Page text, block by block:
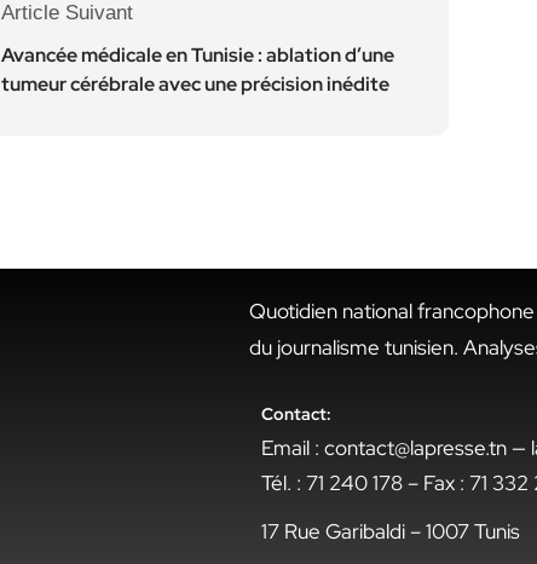
Article Suivant
Avancée médicale en Tunisie : ablation d’une
tumeur cérébrale avec une précision inédite
Quotidien national
du journalisme tunisien.
Contact:
Email : contact@lapresse.tn —
Tél. : 71 240 178 – Fax : 71
17 Rue Garibaldi – 1007 Tunis